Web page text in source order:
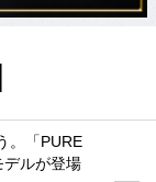
。「PURE
デルが登場